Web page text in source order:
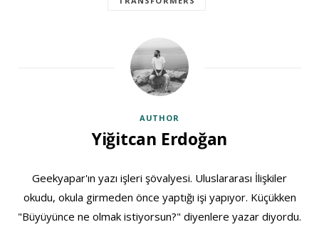
AUTHOR
Yiğitcan Erdoğan
Geekyapar'ın yazı işleri şövalyesi. Uluslararası İlişkiler
okudu, okula girmeden önce yaptığı işi yapıyor. Küçükken
"Büyüyünce ne olmak istiyorsun?" diyenlere yazar diyordu.